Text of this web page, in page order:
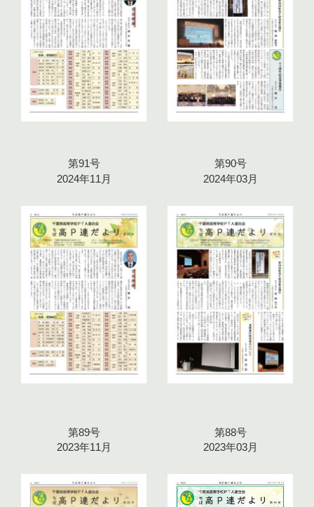
第91号
2024年11月
第90号
2024年03月
第89号
2023年11月
第88号
2023年03月